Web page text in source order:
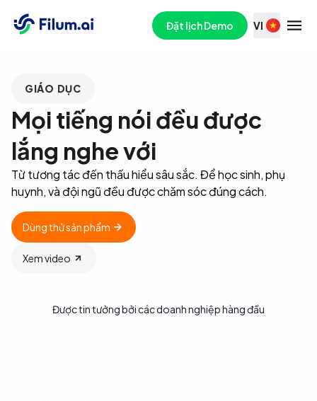
Đặt lịch Demo VI
GIÁO DỤC
Mọi tiếng nói đều được
lắng nghe với
Từ tương tác đến thấu hiểu sâu sắc. Để học sinh, phụ
huynh, và đội ngũ đều được chăm sóc đúng cách.
Dùng thử sản phẩm
Xem video
Được tin tưởng bởi các doanh nghiệp hàng đầu